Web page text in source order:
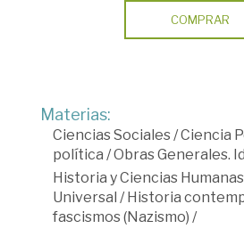
COMPRAR
Materias:
Ciencias Sociales/Ciencia
política /Obras Generales.
Historia y Ciencias Humanas
Universal /Historia
fascismos (Nazismo) /